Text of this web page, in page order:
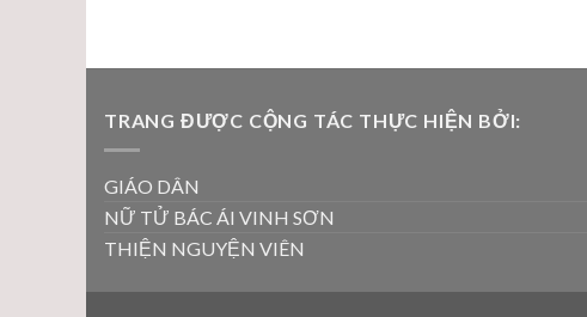
TRANG ĐƯỢC CỘNG TÁC THỰC HIỆN BỞI:
GIÁO DÂN
NỮ TỬ BÁC ÁI VINH SƠN
THIỆN NGUYỆN VIÊN